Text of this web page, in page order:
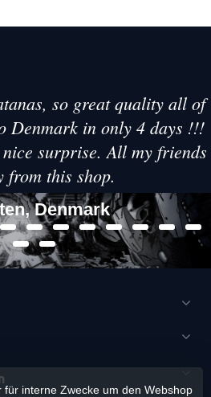
so great quality all of
Denmark in only 4 days !!!
surprise. All my friends
this shop.
Denmark
für interne Zwecke um den Webshop